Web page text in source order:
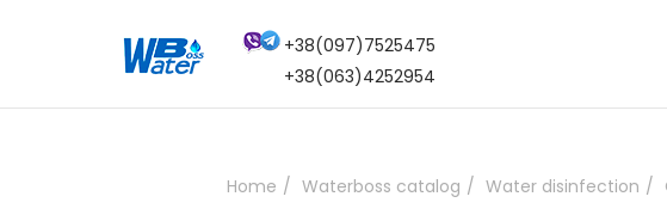
+38(097)7525475
+38(063)4252954
Home Waterboss catalog Water disinfection